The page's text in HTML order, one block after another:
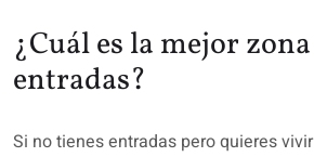
¿Cuál es la mejor
entradas?
Si no tienes entradas pero quieres